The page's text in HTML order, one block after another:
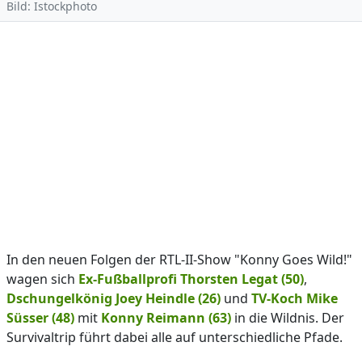
Bild: Istockphoto
In den neuen Folgen der RTL-II-Show "Konny Goes Wild!"
wagen sich Ex-Fußballprofi Thorsten Legat (50),
Dschungelkönig Joey Heindle (26) und TV-Koch Mike
Süsser (48) mit Konny Reimann (63) in die Wildnis. Der
Survivaltrip führt dabei alle auf unterschiedliche Pfade.